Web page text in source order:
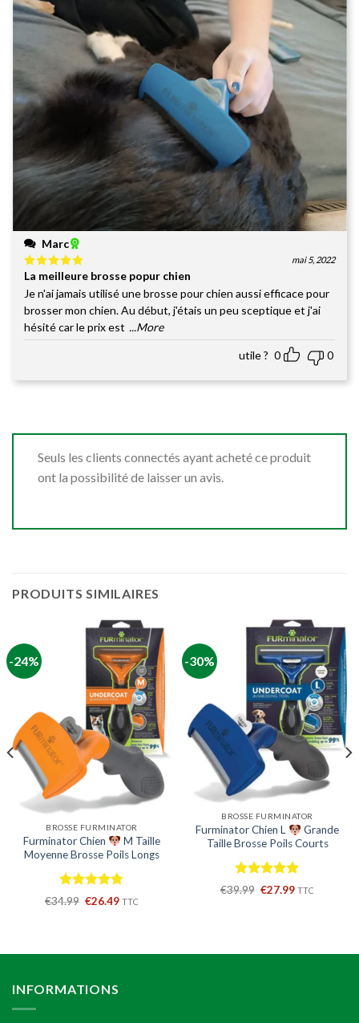
Marc
Note5
sur
5
mai 5, 2022
La meilleure brosse popur chien
Je n'ai jamais utilisé une brosse pour chien aussi efficace pour
brosser mon chien. Au début, j'étais un peu sceptique et j'ai
hésité car le prix est ...More
utile ? 0 0
Seuls les clients connectés ayant acheté ce produit
ont la possibilité de laisser un avis.
PRODUITS SIMILAIRES
-24%
BROSSE FURMINATOR
Furminator Chien
M Taille
Moyenne Brosse Poils Longs
Note4.78
€34.99 Le
€26.49Le
TTC
-30%
BROSSE FURMINATOR
Furminator Chien L
Grande
Taille Brosse Poils Courts
Note5.00
€39.99 Le
€27.99Le
TTC
INFORMATIONS